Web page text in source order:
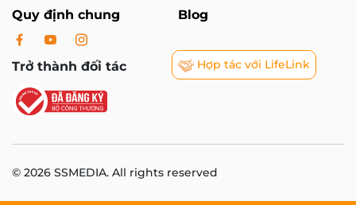
Quy định chung
Blog
Trở thành đối tác Hợp tác với LifeLink
© 2026 SSMEDIA. All rights reserved